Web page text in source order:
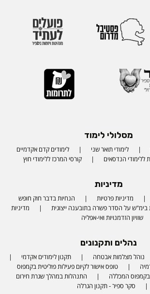
מסלולי לימוד
לימודי תואר שני
לימודים קדם אקדמיים
ללימודי הנדסאים קורסי המרכז ללימודי חוץ
מדיניות
מדיניות פרטיות
הנחיות בדבר חוק חופש
על הסדר פשרה בתובענה ייצוגית
מדיניות
שוויון הזדמנויות ואי-אפליה
נהלים ותקנונים
נוהל מצלמות אבטחה
תקנון לימודים אקדמי
טופס אישור לקיום פעילות פוליטית בקמפוס
המכללה
התנהלות במהלך שגרת חירום
סקר ספיר - תקנון הגרלה